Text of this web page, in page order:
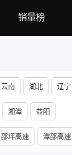
销量榜
云南 湖北 辽宁
湘潭 益阳
邵坪高速 潭邵高速